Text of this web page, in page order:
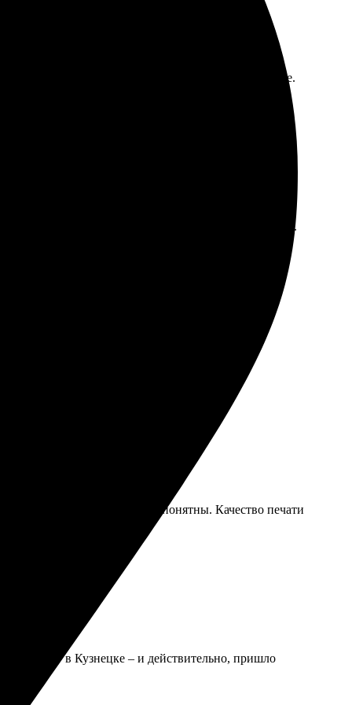
качество печати, цвета яркие и насыщенные.
буду заказывать снова. Рекомендую!
о готовности. Доставка порадовала—пришла в срок.
и удобное, все шаги понятны. Качество печати
доставку в Кузнецке – и действительно, пришло